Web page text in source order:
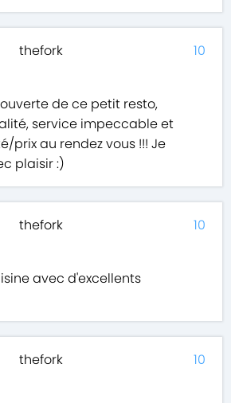
thefork
de ce petit resto,
service impeccable et
prix au rendez vous !!! Je
plaisir :)
10
thefork
avec d'excellents
10
thefork 10